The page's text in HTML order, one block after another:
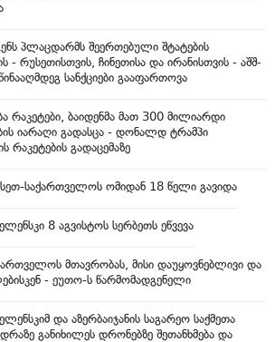
პლაცდარმს შეერთებული შტატების
- რუსეთისთვის, ჩინეთისა და ირანისთვის - აშშ-
სანქციები გააფართოვა
რაკეტები, ბაიდენმა მათ 300 მილიარდი
იარაღი გადასცა - დონალდ ტრამპი
რაკეტების გადაცემაზე
საქართველოს ომიდან 18 წელი გავიდა
8 აგვისტოს სერბეთს ეწვევა
მთავრობას, მისი დაუყოვნებლივი და
- ეუთო-ს წარმომადგენელი
და აზერბაიჯანის საგარეო საქმეთა
განიხილეს დრონებზე შეთანხმება და